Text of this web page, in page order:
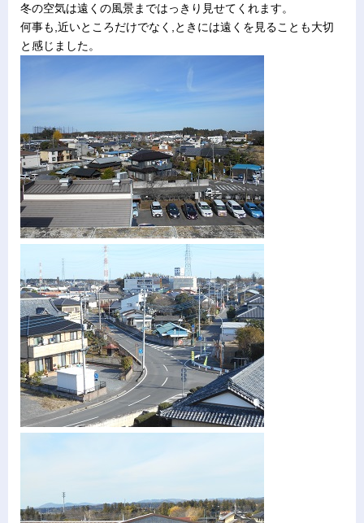
冬の空気は遠くの風景まではっきり見せてくれます。
何事も,近いところだけでなく,ときには遠くを見ることも大切
と感じました。